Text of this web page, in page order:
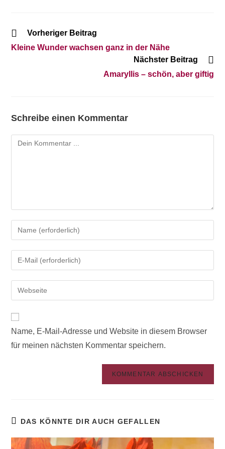
Vorheriger Beitrag
Kleine Wunder wachsen ganz in der Nähe
Nächster Beitrag
Amaryllis – schön, aber giftig
Schreibe einen Kommentar
Name, E-Mail-Adresse und Website in diesem Browser
für meinen nächsten Kommentar speichern.
v
DAS KÖNNTE DIR AUCH GEFALLEN